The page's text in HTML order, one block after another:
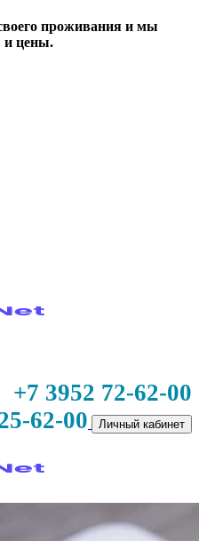
проживания и мы
и цены.
+7 3952 72-62-00
62-00
Личный кабинет